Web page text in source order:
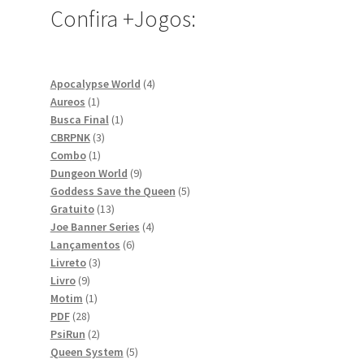
Confira +Jogos:
Apocalypse World 44
Aureos 11
produto
Busca Final 11
CBRPNK 33
Combo 11
produto
Dungeon World 99
produtos
Goddess Save the Queen 55
Gratuito 1313
produtos
Joe Banner Series 44
Lançamentos 66
Livreto 33
Livro 99
produtos
Motim 11
PDF 2828
produtos
PsiRun 22
produtos
Queen System 55